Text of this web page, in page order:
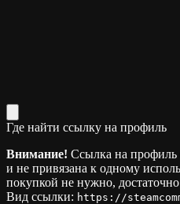
Где найти ссылку на профиль
Внимание! Ссылка на профиль
и не привязана к одному
покупкой не нужно,
Вид ссылки: https://